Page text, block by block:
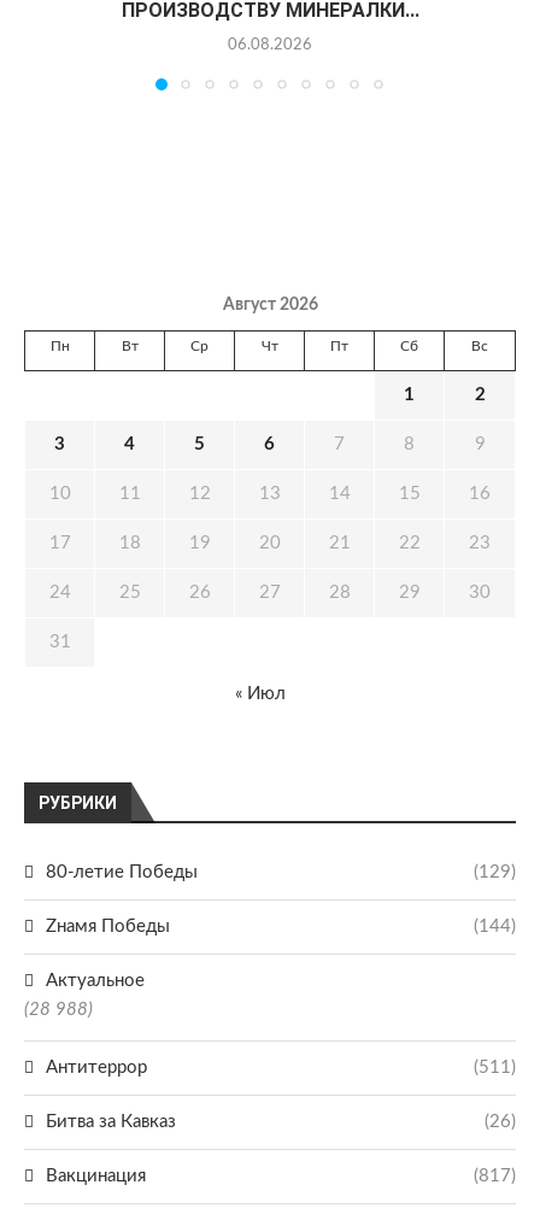
ПРОИЗВОДСТВУ МИНЕРАЛКИ...
06.08.2026
РУБРИКИ
80-летие Победы (129)
Zнамя Победы (144)
Актуальное
(28 988)
Антитеррор (511)
Битва за Кавказ (26)
Вакцинация (817)
Август 2026
Пн Вт Ср Чт Пт Сб Вс
1 2
3 4 5 6 7 8 9
10 11 12 13 14 15 16
17 18 19 20 21 22 23
24 25 26 27 28 29 30
31
« Июл